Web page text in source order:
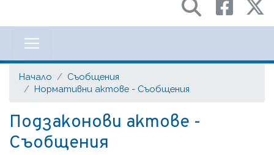
на транспорта
Начало
Съобщения
Нормативни актове - Съобщения
Подзаконови актове -
Съобщения